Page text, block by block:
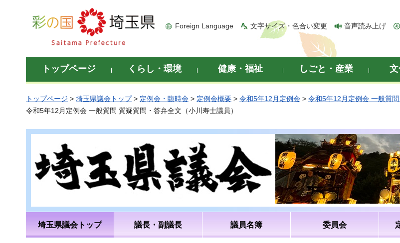
彩の国 埼玉県
Foreign Language 文字サイズ・色合い変更 音声読み上げ
トップページ くらし・環境 健康・福祉 しごと・産業
トップページ > 埼玉県議会トップ> 定例会・臨時会 > 定例会概要 > 令和5年12月定例会 > 令和5年12月定例会 一般質
令和5年12月定例会 一般質問 質疑質問・答弁全文（小川寿士議員）
埼玉県議会トップ 議長・副議長 議員名簿 委員会